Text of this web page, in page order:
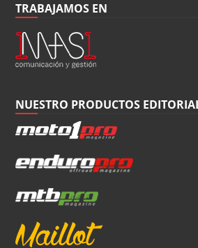
TRABAJAMOS EN
NUESTRO PRODUCTOS